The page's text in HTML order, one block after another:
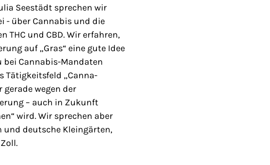
Seestädt sprechen wir
- über Cannabis und die
THC und CBD. Wir erfahren,
auf „Gras“ eine gute Idee
Cannabis-Mandaten
Tätigkeitsfeld „Canna-
gerade wegen der
– auch in Zukunft
wird. Wir sprechen aber
und deutsche Kleingärten,